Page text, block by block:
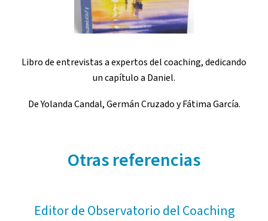
Libro de entrevistas a expertos del coaching, dedicando
un capítulo a Daniel.
De Yolanda Candal, Germán Cruzado y Fátima García.
Otras referencias
Editor de Observatorio del Coaching